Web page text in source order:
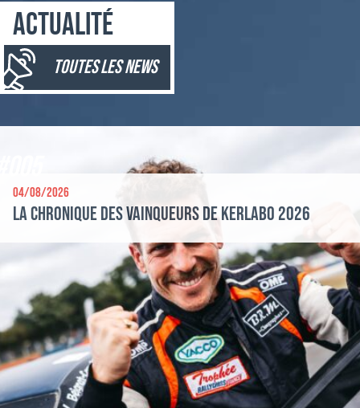
Actualité
toutes les news
04/08/2026
La chronique des vainqueurs de Kerlabo 2026